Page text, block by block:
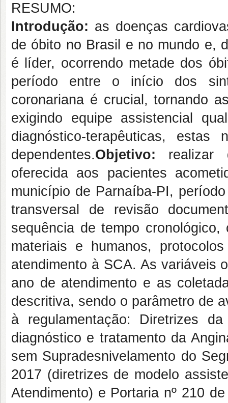
RESUMO:
Introdução: as doenças
de óbito no Brasil e no mundo e,
é líder, ocorrendo metade dos
período entre o início dos
coronariana é crucial, tornando
exigindo equipe assistencial
diagnóstico-terapêuticas,
dependentes.O bjetivo: realizar
oferecida aos pacientes
município de Parnaíba-PI,
transversal de revisão
sequência de tempo
materiais e humanos,
atendimento à SCA. As variáveis
ano de atendimento e as
descritiva, sendo o parâmetro de
à regulamentação: Diretrizes
diagnóstico e tratamento da
sem Supradesnivelamento do
2017 (diretrizes de modelo
Atendimento) e Portaria nº 210